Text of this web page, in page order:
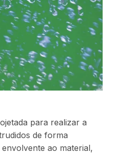
para realizar a
de forma
ao material,